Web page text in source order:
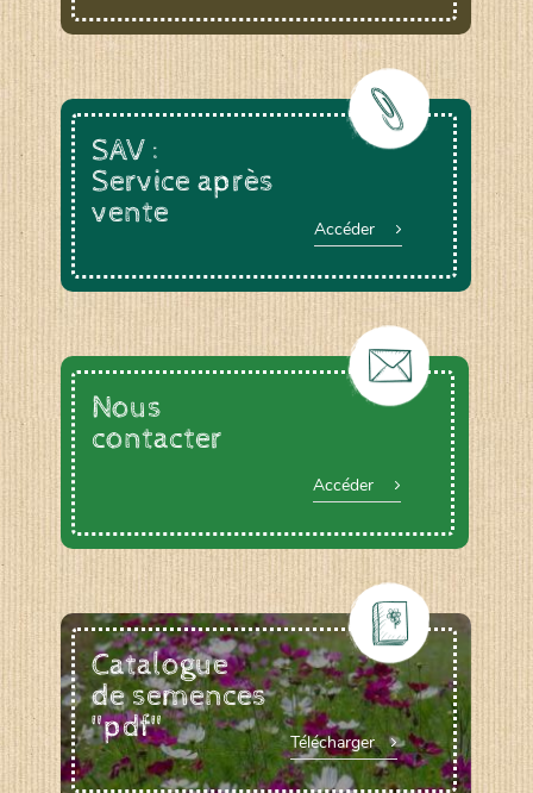
SAV :
Service après
vente
Accéder
Nous
contacter
Accéder
Catalogue
de semences
"pdf"
Télécharger